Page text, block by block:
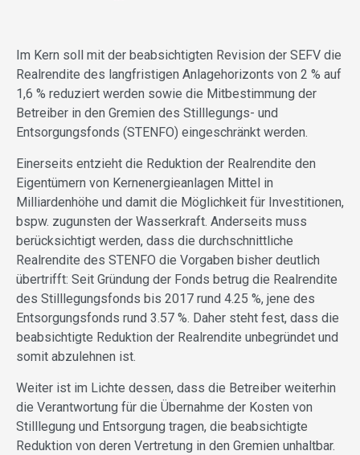
Im Kern soll mit der beabsichtigten Revision der SEFV die
Realrendite des langfristigen Anlagehorizonts von 2 % auf
1,6 % reduziert werden sowie die Mitbestimmung der
Betreiber in den Gremien des Stilllegungs- und
Entsorgungsfonds (STENFO) eingeschränkt werden.
Einerseits entzieht die Reduktion der Realrendite den
Eigentümern von Kernenergieanlagen Mittel in
Milliardenhöhe und damit die Möglichkeit für Investitionen,
bspw. zugunsten der Wasserkraft. Anderseits muss
berücksichtigt werden, dass die durchschnittliche
Realrendite des STENFO die Vorgaben bisher deutlich
übertrifft: Seit Gründung der Fonds betrug die Realrendite
des Stilllegungsfonds bis 2017 rund 4.25 %, jene des
Entsorgungsfonds rund 3.57 %. Daher steht fest, dass die
beabsichtigte Reduktion der Realrendite unbegründet und
somit abzulehnen ist.
Weiter ist im Lichte dessen, dass die Betreiber weiterhin
die Verantwortung für die Übernahme der Kosten von
Stilllegung und Entsorgung tragen, die beabsichtigte
Reduktion von deren Vertretung in den Gremien unhaltbar.